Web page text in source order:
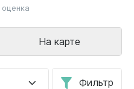
оценка
Фильтр
На карте